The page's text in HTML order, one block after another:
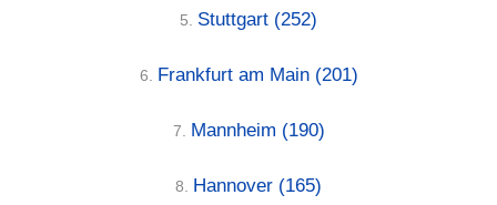
5. Stuttgart (252)
6. Frankfurt am Main (201)
7. Mannheim (190)
8. Hannover (165)